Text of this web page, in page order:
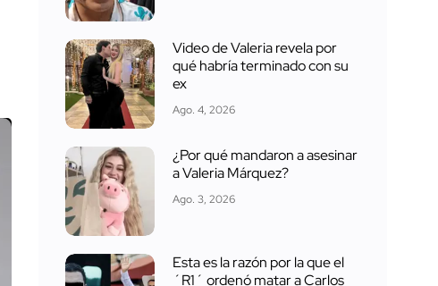
Video de Valeria revela por
qué habría terminado con su
ex
Ago. 4, 2026
¿Por qué mandaron a asesinar
a Valeria Márquez?
Ago. 3, 2026
Esta es la razón por la que el
´R1´ ordenó matar a Carlos